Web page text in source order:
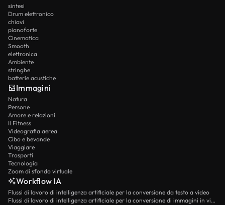
sintesi
Drum elettronico
chiavi
pianoforte
Cinematica
Smooth
elettronica
Ambiente
stringhe
batterie acustiche
Immagini
Natura
Persone
Amore e relazioni
Il Fitness
Videografia aerea
Cibo e bevande
Viaggiare
Trasporti
Tecnologia
Zoom di sfondo virtuale
Workflow IA
Flussi di lavoro di intelligenza artificiale per la conversione da testo a video
Flussi di lavoro di intelligenza artificiale per la conversione di immagini in video